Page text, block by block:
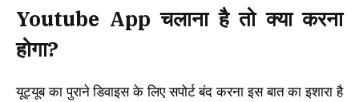
Youtube App चलाना है तो क्या करना
होगा?
यूट्यूब का पुराने डिवाइस के लिए सपोर्ट बंद करना इस बात का इशारा है